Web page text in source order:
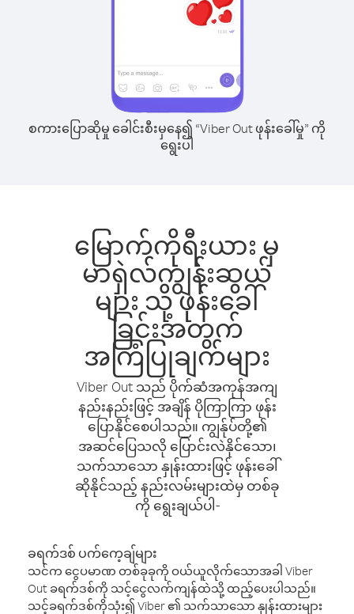
စကားပြောဆိုမှု ခေါင်းစီးမှနေ၍ “Viber Out ဖုန်းခေါ်မှု” ကို
ရွေးပါ
မြောက်ကိုရီးယား မှ
မာရှဲလ်ကျွန်းဆွယ်
များ သို့ ဖုန်းခေါ်
ခြင်းအတွက်
အကြံပြုချက်များ
Viber Out သည် ပိုက်ဆံအကုန်အကျ
နည်းနည်းဖြင့် အချိန် ပိုကြာကြာ ဖုန်း
ပြောနိုင်စေပါသည်။ ကျွန်ုပ်တို့၏
အဆင်ပြေသလို ပြောင်းလဲနိုင်သော၊
သက်သာသော နှုန်းထားဖြင့် ဖုန်းခေါ်
ဆိုနိုင်သည့် နည်းလမ်းများထဲမှ တစ်ခု
ကို ရွေးချယ်ပါ-
ခရက်ဒစ် ပက်ကေ့ချ်များ
သင်က ငွေပမာဏ တစ်ခုခုကို ဝယ်ယူလိုက်သောအခါ Viber
Out ခရက်ဒစ်ကို သင့်ငွေလက်ကျန်ထဲသို့ ထည့်ပေးပါသည်။
သင့်ခရက်ဒစ်ကိုသုံး၍ Viber ၏ သက်သာသော နှုန်းထားများ